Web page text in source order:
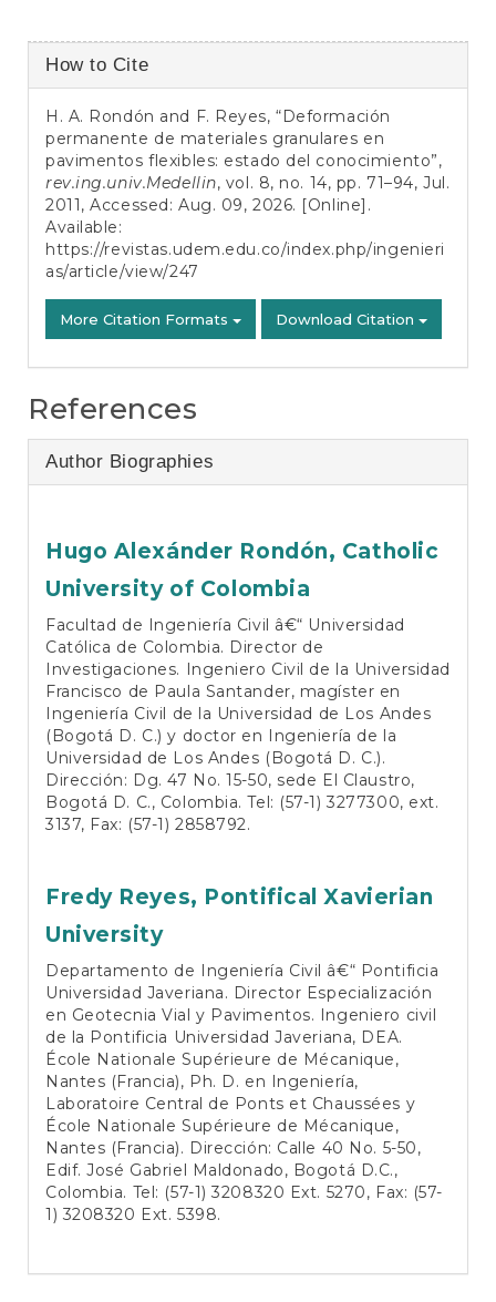
Article
Details
How to Cite
H. A. Rondón and F. Reyes, “Deformación
permanente de materiales granulares en
pavimentos flexibles: estado del conocimiento”,
rev.ing.univ.Medellin, vol. 8, no. 14, pp. 71–94, Jul.
2011, Accessed: Aug. 09, 2026. [Online].
Available:
https://revistas.udem.edu.co/index.php/ingenieri
as/article/view/247
More Citation Formats Download Citation
References
Author Biographies
Hugo Alexánder Rondón, Catholic
University of Colombia
Facultad de Ingeniería Civil â€“ Universidad
Católica de Colombia. Director de
Investigaciones. Ingeniero Civil de la Universidad
Francisco de Paula Santander, magíster en
Ingeniería Civil de la Universidad de Los Andes
(Bogotá D. C.) y doctor en Ingeniería de la
Universidad de Los Andes (Bogotá D. C.).
Dirección: Dg. 47 No. 15-50, sede El Claustro,
Bogotá D. C., Colombia. Tel: (57-1) 3277300, ext.
3137, Fax: (57-1) 2858792.
Fredy Reyes, Pontifical Xavierian
University
Departamento de Ingeniería Civil â€“ Pontificia
Universidad Javeriana. Director Especialización
en Geotecnia Vial y Pavimentos. Ingeniero civil
de la Pontificia Universidad Javeriana, DEA.
École Nationale Supérieure de Mécanique,
Nantes (Francia), Ph. D. en Ingeniería,
Laboratoire Central de Ponts et Chaussées y
École Nationale Supérieure de Mécanique,
Nantes (Francia). Dirección: Calle 40 No. 5-50,
Edif. José Gabriel Maldonado, Bogotá D.C.,
Colombia. Tel: (57-1) 3208320 Ext. 5270, Fax: (57-
1) 3208320 Ext. 5398.